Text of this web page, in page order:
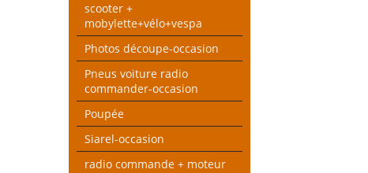
scooter +
mobylette+vélo+vespa
Photos découpe-occasion
Pneus voiture radio
commander-occasion
Poupée
Siarel-occasion
radio commande + moteur